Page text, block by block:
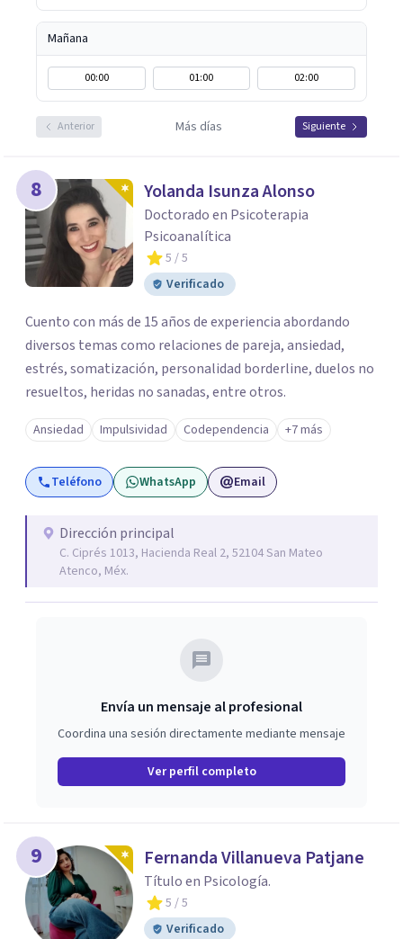
Mañana
00:00 01:00 02:00
Anterior Más días Siguiente
8 Yolanda Isunza Alonso
Doctorado en Psicoterapia
Psicoanalítica
5 / 5
Verificado
Cuento con más de 15 años de experiencia abordando
diversos temas como relaciones de pareja, ansiedad,
estrés, somatización, personalidad borderline, duelos no
resueltos, heridas no sanadas, entre otros.
Ansiedad Impulsividad Codependencia +7 más
Teléfono WhatsApp Email
Dirección principal
C. Ciprés 1013, Hacienda Real 2, 52104 San Mateo
Atenco, Méx.
Envía un mensaje al profesional
Coordina una sesión directamente mediante mensaje
Ver perfil completo
9 Fernanda Villanueva Patjane
Título en Psicología.
5 / 5
Verificado